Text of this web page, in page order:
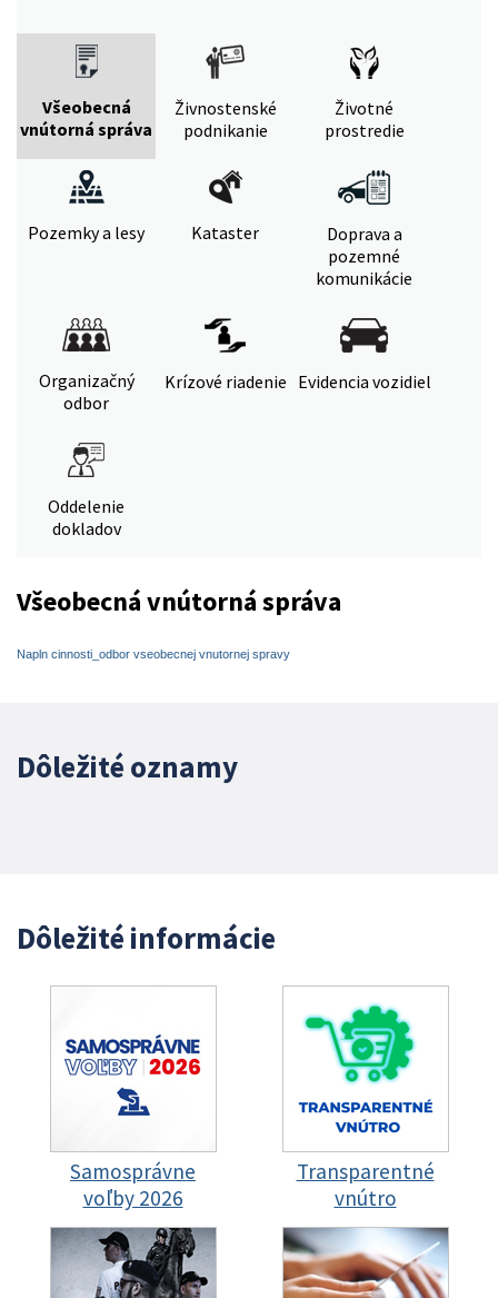
Všeobecná
vnútorná správa
Živnostenské
podnikanie
Životné
prostredie
Pozemky a lesy Kataster
Doprava a
pozemné
komunikácie
Organizačný
odbor
Krízové riadenie Evidencia vozidiel
Oddelenie
dokladov
Všeobecná vnútorná správa
Napln cinnosti_odbor vseobecnej vnutornej spravy
Dôležité oznamy
Dôležité informácie
Samosprávne
voľby 2026
Transparentné
vnútro